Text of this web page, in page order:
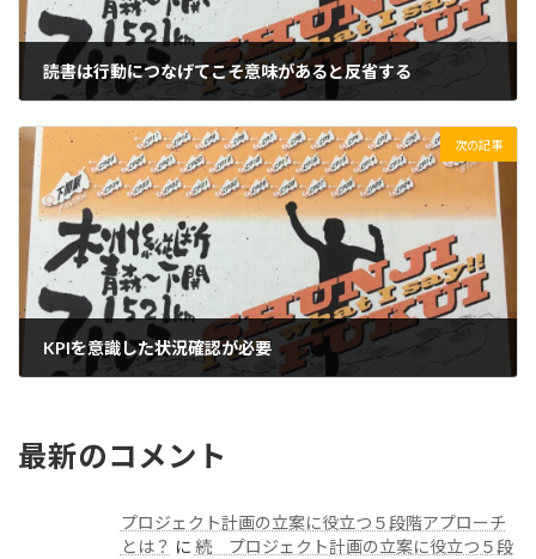
読書は行動につなげてこそ意味があると反省する
次の記事
KPIを意識した状況確認が必要
最新のコメント
プロジェクト計画の立案に役立つ５段階アプローチ
とは？ に 続 プロジェクト計画の立案に役立つ５段